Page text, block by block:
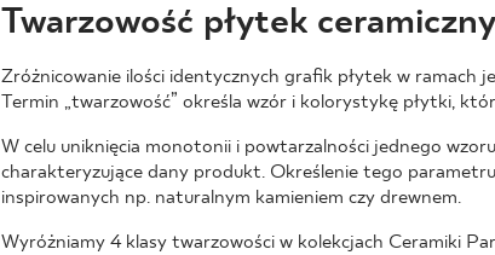
Twarzowość płytek
Zróżnicowanie ilości identycznych grafik płytek w ramach
Termin „twarzowość” określa wzór i kolorystykę płytki,
W celu uniknięcia monotonii i powtarzalności jednego
charakteryzujące dany produkt. Określenie tego
inspirowanych np. naturalnym kamieniem czy drewnem.
Wyróżniamy 4 klasy twarzowości w kolekcjach Ceramiki